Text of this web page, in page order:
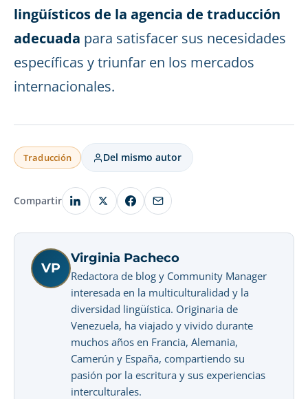
lingüísticos de la agencia de traducción
adecuada para satisfacer sus necesidades
específicas y triunfar en los mercados
internacionales.
Traducción Del mismo autor
Compartir
VP
Virginia Pacheco
Redactora de blog y Community Manager
interesada en la multiculturalidad y la
diversidad lingüística. Originaria de
Venezuela, ha viajado y vivido durante
muchos años en Francia, Alemania,
Camerún y España, compartiendo su
pasión por la escritura y sus experiencias
interculturales.